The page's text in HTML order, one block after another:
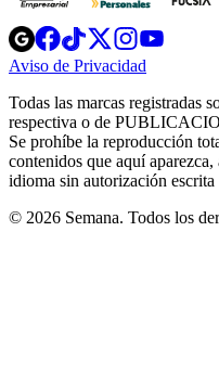
Opens
in
new
Opens
in
new
Opens
in
new
window
Opens
new
windowwindow
Aviso de Privacidad
new
window
Todas las marcas registradas
respectiva o de
Se prohíbe la reproducción
contenidos que aquí
idioma sin autorización escrita
© 2026 Semana. Todos los